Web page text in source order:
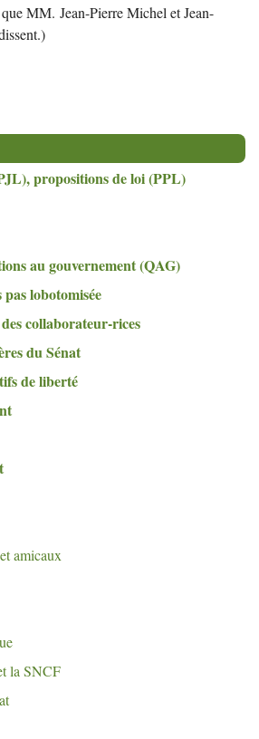
MM. Jean-Pierre Michel et Jean-
), propositions de loi (PPL)
au gouvernement (QAG)
lobotomisée
collaborateur-rices
du Sénat
de liberté
amicaux
la SNCF